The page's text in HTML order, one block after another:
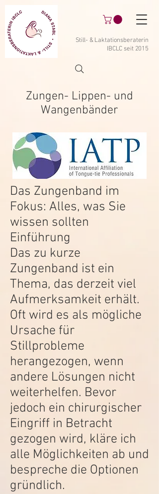
Still- & Laktationsberaterin
IBCLC seit 2015
Zungen- Lippen- und
Wangenbänder
Das Zungenband im
Fokus: Alles, was Sie
wissen sollten
Einführung
Das zu kurze
Zungenband ist ein
Thema, das derzeit viel
Aufmerksamkeit erhält.
Oft wird es als mögliche
Ursache für
Stillprobleme
herangezogen, wenn
andere Lösungen nicht
weiterhelfen. Bevor
jedoch ein chirurgischer
Eingriff in Betracht
gezogen wird, kläre ich
alle Möglichkeiten ab und
bespreche die Optionen
gründlich.